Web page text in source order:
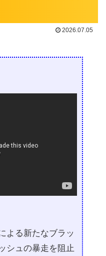
2026.07.05
よる新たなブラッ
シュの暴走を阻止